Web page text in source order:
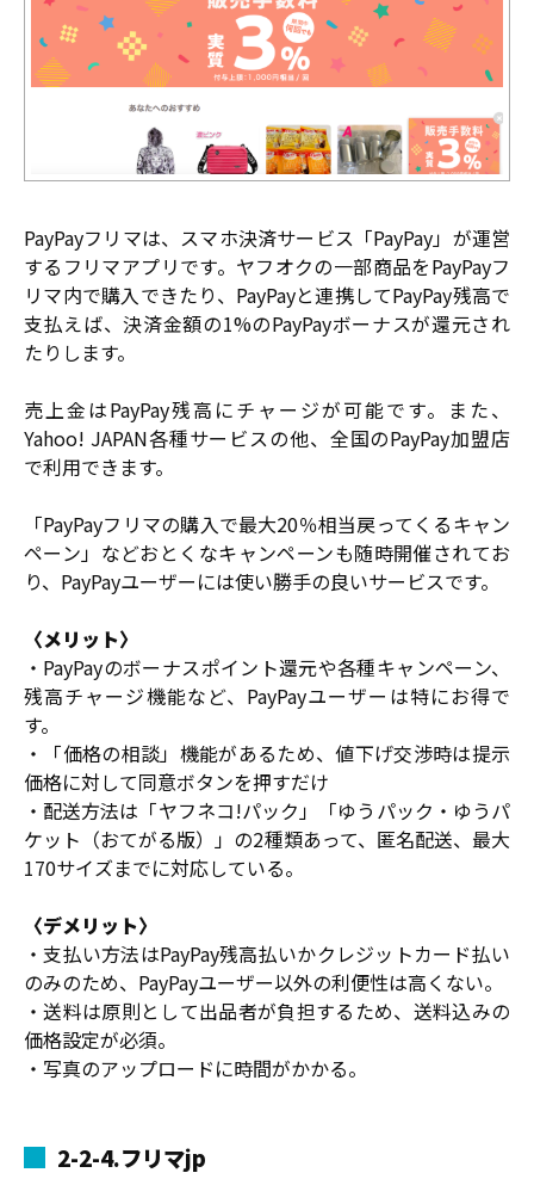
PayPayフリマは、スマホ決済サービス「PayPay」が運営
するフリマアプリです。ヤフオクの一部商品をPayPayフ
リマ内で購入できたり、PayPayと連携してPayPay残高で
支払えば、決済金額の1%のPayPayボーナスが還元され
たりします。
売上金はPayPay残高にチャージが可能です。また、
Yahoo! JAPAN各種サービスの他、全国のPayPay加盟店
で利用できます。
「PayPayフリマの購入で最大20％相当戻ってくるキャン
ペーン」などおとくなキャンペーンも随時開催されてお
り、PayPayユーザーには使い勝手の良いサービスです。
〈メリット〉
・PayPayのボーナスポイント還元や各種キャンペーン、
残高チャージ機能など、PayPayユーザーは特にお得で
す。
・「価格の相談」機能があるため、値下げ交渉時は提示
価格に対して同意ボタンを押すだけ
・配送方法は「ヤフネコ!パック」「ゆうパック・ゆうパ
ケット（おてがる版）」の2種類あって、匿名配送、最大
170サイズまでに対応している。
〈デメリット〉
・支払い方法はPayPay残高払いかクレジットカード払い
のみのため、PayPayユーザー以外の利便性は高くない。
・送料は原則として出品者が負担するため、送料込みの
価格設定が必須。
・写真のアップロードに時間がかかる。
2-2-4.フリマjp